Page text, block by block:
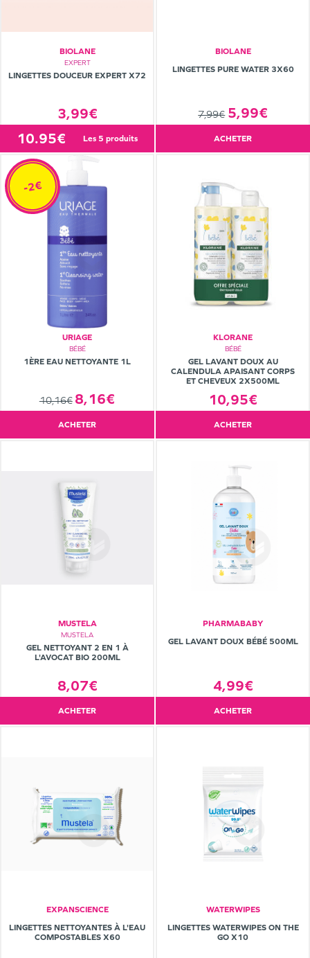
BIOLANE
EXPERT
LINGETTES DOUCEUR EXPERT X72
3,99€
10.95€ les 5 produits
BIOLANE
LINGETTES PURE WATER 3X60
7,99€ 5,99€
ACHETER
URIAGE
BÉBÉ
1ÈRE EAU NETTOYANTE 1L
10,16€ 8,16€
-2€
ACHETER
KLORANE
BÉBÉ
GEL LAVANT DOUX AU
CALENDULA APAISANT CORPS
ET CHEVEUX 2X500ML
10,95€
ACHETER
MUSTELA
MUSTELA
GEL NETTOYANT 2 EN 1 À
L'AVOCAT BIO 200ML
8,07€
ACHETER
PHARMABABY
GEL LAVANT DOUX BÉBÉ 500ML
4,99€
ACHETER
EXPANSCIENCE
LINGETTES NETTOYANTES À L'EAU
COMPOSTABLES X60
WATERWIPES
LINGETTES WATERWIPES ON THE
GO X10